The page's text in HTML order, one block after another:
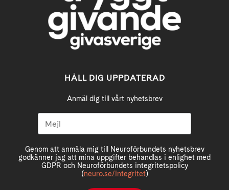
HÅLL DIG UPPDATERAD
Anmäl dig till vårt nyhetsbrev
Genom att anmäla mig till Neuroförbundets nyhetsbrev
godkänner jag att mina uppgifter behandlas i enlighet med
GDPR och Neuroförbundets integritetspolicy
(neuro.se/integritet)